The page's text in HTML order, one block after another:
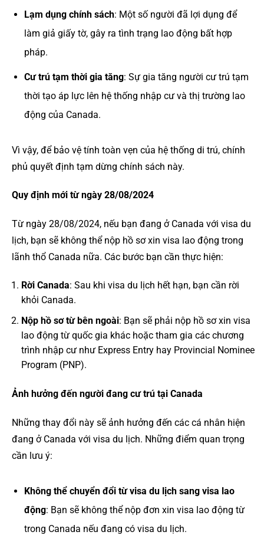
Lạm dụng chính sách: Một số người đã lợi dụng để
làm giả giấy tờ, gây ra tình trạng lao động bất hợp
pháp.
Cư trú tạm thời gia tăng: Sự gia tăng người cư trú tạm
thời tạo áp lực lên hệ thống nhập cư và thị trường lao
động của Canada.
Vì vậy, để bảo vệ tính toàn vẹn của hệ thống di trú, chính
phủ quyết định tạm dừng chính sách này.
Quy định mới từ ngày 28/08/2024
Từ ngày 28/08/2024, nếu bạn đang ở Canada với visa du
lịch, bạn sẽ không thể nộp hồ sơ xin visa lao động trong
lãnh thổ Canada nữa. Các bước bạn cần thực hiện:
Rời Canada: Sau khi visa du lịch hết hạn, bạn cần rời
khỏi Canada.
Nộp hồ sơ từ bên ngoài: Bạn sẽ phải nộp hồ sơ xin visa
lao động từ quốc gia khác hoặc tham gia các chương
trình nhập cư như Express Entry hay Provincial Nominee
Program (PNP).
Ảnh hưởng đến người đang cư trú tại Canada
Những thay đổi này sẽ ảnh hưởng đến các cá nhân hiện
đang ở Canada với visa du lịch. Những điểm quan trọng
cần lưu ý:
Không thể chuyển đổi từ visa du lịch sang visa lao
động: Bạn sẽ không thể nộp đơn xin visa lao động từ
trong Canada nếu đang có visa du lịch.